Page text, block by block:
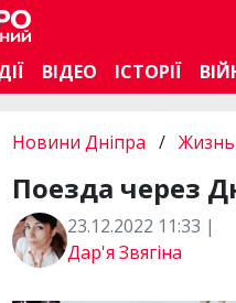
ВІДЕО ІСТОРІЇ
Новини Дніпра /
Поезда через
23.12.2022 11:33 |
Дар'я Звягіна